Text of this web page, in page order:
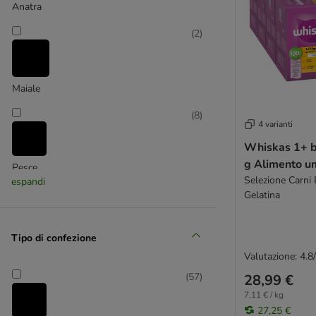
GRAU
Happy Cat
Hardys
IAMS
JosiCat
Leonardo
Kitty Cat
MAC's
Anatra
Maiale
(2)
Pesce
(8)
(6 )
espandi
Tipo di confezione
(57)
4 varianti
Whiskas 1+
g Alimento
Selezione Carni
Gelatina
28,99 €
7,11 € / kg
27,25 €
Valutazione: